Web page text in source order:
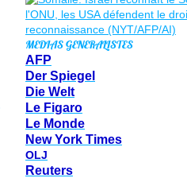
MEDIAS GENERALISTES
AFP
Der Spiegel
Die Welt
Le Figaro
Le Monde
New York Times
OLJ
Reuters